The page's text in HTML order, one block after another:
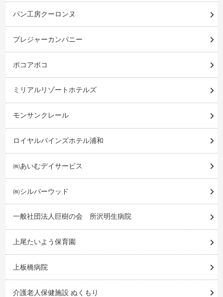
パン工房クーロンヌ
プレジャーカンパニー
ポコアポコ
ミリアルリゾートホテルズ
モンサンクレール
ロイヤルパインズホテル浦和
㈱あいむデイサービス
㈱シルバーウッド
一般社団法人巨樹の会 所沢明生病院
上尾たいよう保育園
上板橋病院
介護老人保健施設 ぬくもり